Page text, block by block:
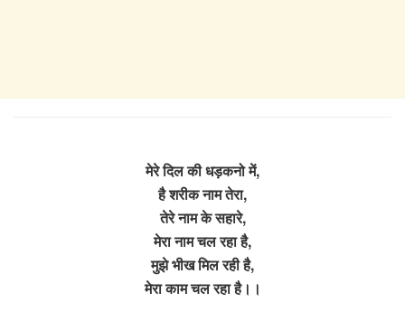
मेरे दिल की धड़कनो में,
है शरीक नाम तेरा,
तेरे नाम के सहारे,
मेरा नाम चल रहा है,
मुझे भीख मिल रही है,
मेरा काम चल रहा है।।